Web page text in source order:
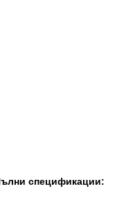
спецификации: